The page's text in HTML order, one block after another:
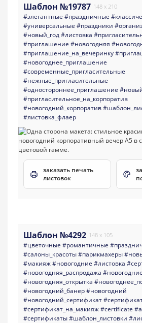
Шаблон №19787 148 x 210
#элегантные #праздничные
#универсальные #праздники
#новый_год#листовка
#приглашение #новогодняя
#приглашение_на_вечеринку
#новогоднее_приглашение
#современные_пригласительные
#нежные_пригласительные
#одностороннее_приглашение
#пригласительное_на_корпоратив
#новогодний_корпоратив
#листовка_флаер
заказать печать
листовок
Шаблон №4292 148 x 105
#цветочные #романтичные
#салоны_красоты#парикмахеры
#макияж#новогодние #листовка
#новогодняя_распродажа
#новогодняя_открытка
#новогодний_банер#новогодний
#новогодний_сертификат
#сертификат_на_макияж#certificate
#сертификаты#шаблон_листовки